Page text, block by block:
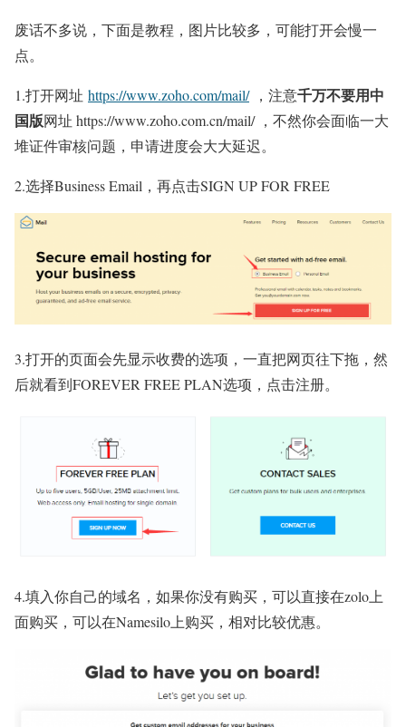
废话不多说，下面是教程，图片比较多，可能打开会慢一
点。
1.打开网址 https://www.zoho.com/mail/，注意千万不要用中
国版网址 https://www.zoho.com.cn/mail/ ，不然你会面临一大
堆证件审核问题，申请进度会大大延迟。
2.选择Business Email，再点击SIGN UP FOR FREE
3.打开的页面会先显示收费的选项，一直把网页往下拖，然
后就看到FOREVER FREE PLAN选项，点击注册。
4.填入你自己的域名，如果你没有购买，可以直接在zolo上
面购买，可以在Namesilo上购买，相对比较优惠。